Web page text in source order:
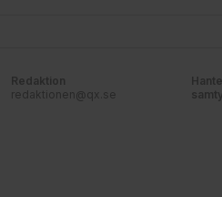
Redaktion
redaktionen@qx.se